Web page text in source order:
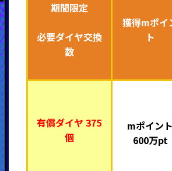
期間限定
必要ダイヤ交換
数
獲得mポイ
ト
有償ダイヤ 375
個
mポイント
600万pt